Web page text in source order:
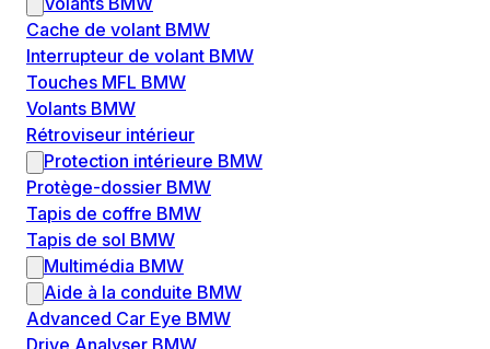
Cache de volant BMW
Interrupteur de volant BMW
Touches MFL BMW
Volants BMW
Rétroviseur intérieur
Protection intérieure BMW
Protège-dossier BMW
Tapis de coffre BMW
Tapis de sol BMW
Multimédia BMW
Aide à la conduite BMW
Advanced Car Eye BMW